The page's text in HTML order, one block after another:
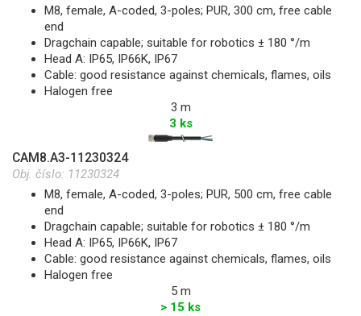
M8, female, A-coded, 3-poles; PUR, 300 cm, free cable
end
Dragchain capable; suitable for robotics ± 180 °/m
Head A: IP65, IP66K, IP67
Cable: good resistance against chemicals, flames, oils
Halogen free
3 m
3 ks
CAM8.A3-11230324
Obj. číslo: 11230324
M8, female, A-coded, 3-poles; PUR, 500 cm, free cable
end
Dragchain capable; suitable for robotics ± 180 °/m
Head A: IP65, IP66K, IP67
Cable: good resistance against chemicals, flames, oils
Halogen free
5 m
> 15 ks